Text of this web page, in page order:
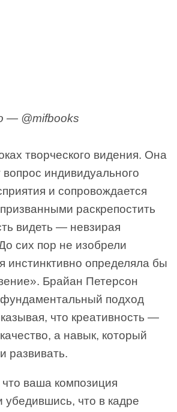
— @mifbooks
творческого видения. Она
вопрос индивидуального
и сопровождается
раскрепостить
видеть — невзирая
сих пор не изобрели
инстинктивно определяла бы
Брайан Петерсон
подход
что креативность —
а навык, который
развивать.
ваша композиция
убедившись, что в кадре